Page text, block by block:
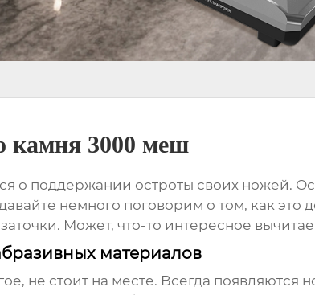
камня 3000 меш
о поддержании остроты своих ножей.
немного поговорим о том, как это
Может, что-то интересное
материалов
не стоит на месте. Всегда появляются